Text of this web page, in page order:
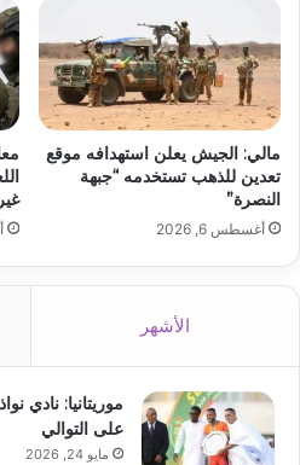
مالي: الجيش يعلن استهدافه موقع
تعدين للذهب تستخدمه “جبهة
النصرة”
أغسطس 6, 2026
الأشهر
موريتانيا: نادي
على التوالي
مايو 24, 2026